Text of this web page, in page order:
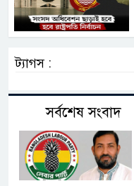
ট্যাগস :
সর্বশেষ সংবাদ